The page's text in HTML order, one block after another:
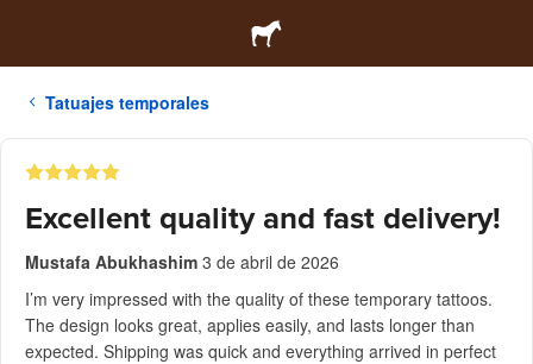
Tatuajes temporales
Excellent quality and fast delivery!
Mustafa Abukhashim 3 de abril de 2026
I’m very impressed with the quality of these temporary tattoos.
The design looks great, applies easily, and lasts longer than
expected. Shipping was quick and everything arrived in perfect